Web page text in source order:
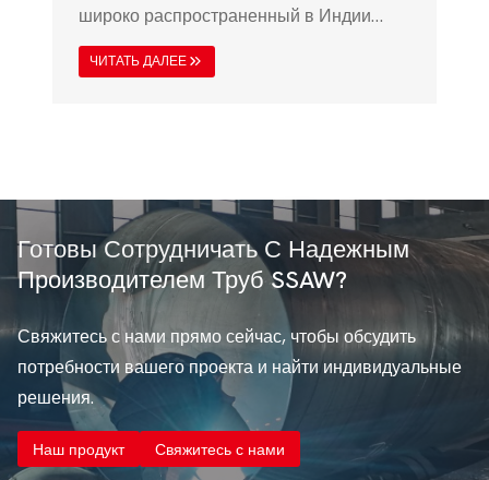
широко распространенный в Индии
стандарт стальных труб,
предназначенных в основном для
разработанный Бюро индийских
стандартов (BIS), гарантирует, что
спирально-сварные стальные трубы
отвечают строгим механическим,
химическим и эксплуатационным
требованиям. Это…
ЧИТАТЬ ДАЛЕЕ
Готовы Сотрудничать С Надежным
Производителем Труб SSAW?
Свяжитесь с нами прямо сейчас, чтобы обсудить
потребности вашего проекта и найти индивидуальные
решения.
Наш продукт Свяжитесь с нами